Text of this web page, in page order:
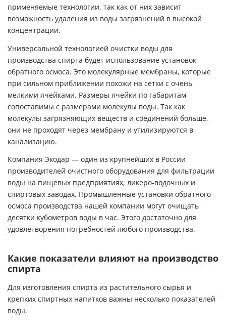
применяемые технологии, так как от них зависит
возможность удаления из воды загрязнений в высокой
концентрации.
Универсальной технологией очистки воды для
производства спирта будет использование установок
обратного осмоса. Это молекулярные мембраны, которые
при сильном приближении похожи на сетки с очень
мелкими ячейками. Размеры ячейки по габаритам
сопоставимы с размерами молекулы воды. Так как
молекулы загрязняющих веществ и соединений больше,
они не проходят через мембрану и утилизируются в
канализацию.
Компания Экодар — один из крупнейших в России
производителей очистного оборудования для фильтрации
воды на пищевых предприятиях, ликеро-водочных и
спиртовых заводах. Промышленные установки обратного
осмоса производства нашей компании могут очищать
десятки кубометров воды в час. Этого достаточно для
удовлетворения потребностей любого производства.
Какие показатели влияют на производство
спирта
Для изготовления спирта из растительного сырья и
крепких спиртных напитков важны несколько показателей
воды.